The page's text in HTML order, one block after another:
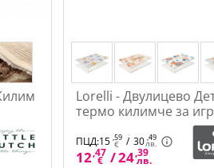
,91
лв.
Lorelli - Двулицево
термо килимче за
ПЦД:15 ,59
€ / 30 ,49
лв.
12,47
€ /24,39
лв.